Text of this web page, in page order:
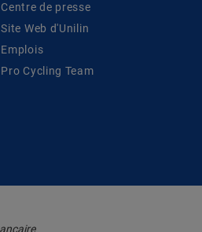
Centre de presse
Site Web d'Unilin
Emplois
Pro Cycling Team